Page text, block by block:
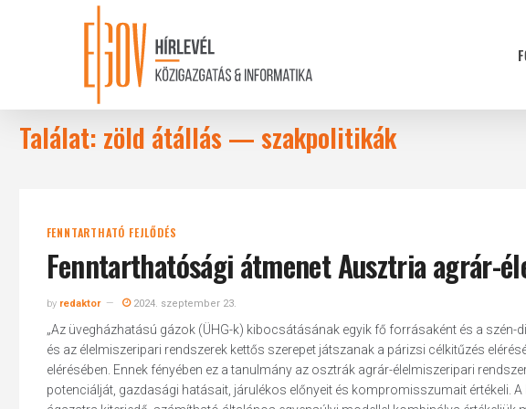
Találat: zöld átállás — szakpolitikák
FENNTARTHATÓ FEJLŐDÉS
Fenntarthatósági átmenet Ausztria agrár-
by redaktor 2024. szeptember 23.
„Az üvegházhatású gázok (ÜHG-k) kibocsátásának egyik fő forrásaként és a
és az élelmiszeripari rendszerek kettős szerepet játszanak a párizsi célkitűzés
elérésében. Ennek fényében ez a tanulmány az osztrák agrár-élelmiszeripari
potenciálját, gazdasági hatásait, járulékos előnyeit és kompromisszumait értékeli.